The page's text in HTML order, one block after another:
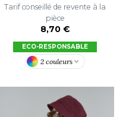
Tarif conseillé de revente à la
pièce
8,70 €
ECO-RESPONSABLE
2 couleurs